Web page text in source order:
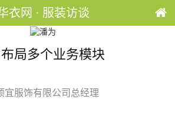
衣网 · 服装访谈
局多个业务模块
宜服饰有限公司总经理